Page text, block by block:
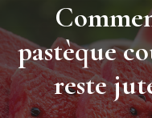
pastèque
reste